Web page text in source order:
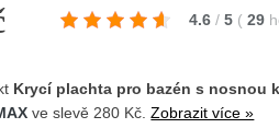
4.6 / 5 ( 29
Krycí plachta pro bazén s nosnou
ve slevě 280 Kč.Zobrazit více »